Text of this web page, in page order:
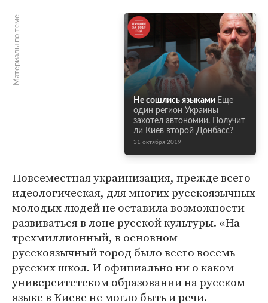
Материалы по теме
Не сошлись языками Еще
один регион Украины
захотел автономии. Получит
ли Киев второй Донбасс?
31 октября 2019
Повсеместная украинизация, прежде всего
идеологическая, для многих русскоязычных
молодых людей не оставила возможности
развиваться в лоне русской культуры. «На
трехмиллионный, в основном
русскоязычный город было всего восемь
русских школ. И официально ни о каком
университетском образовании на русском
языке в Киеве не могло быть и речи.